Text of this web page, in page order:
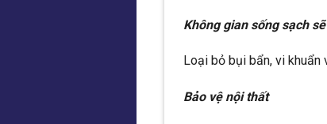
Không gian sống sạch sẽ
Loại bỏ bụi bẩn, vi khuẩn
Bảo vệ nội thất